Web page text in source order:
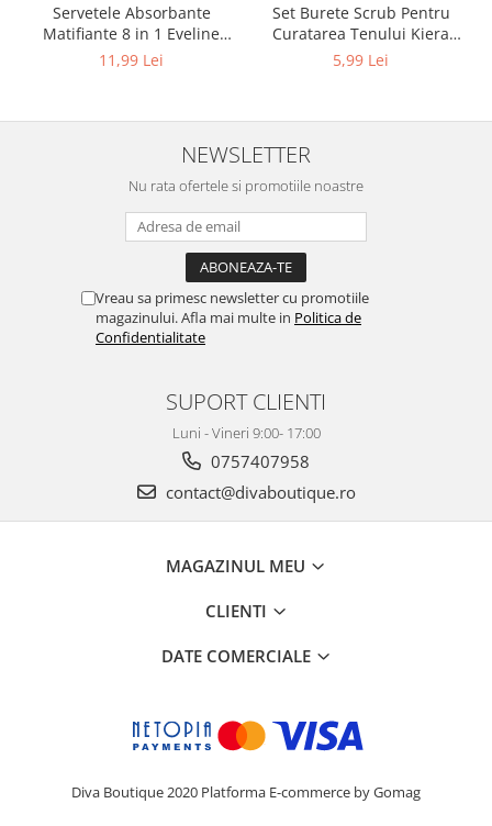
Servetele Absorbante
Matifiante 8 in 1 Eveline
Cosmetics
11,99 Lei
Set Burete Scrub Pentru
Curatarea Tenului Kiera
Beauty
5,99 Lei
NEWSLETTER
Nu rata ofertele si promotiile noastre
Vreau sa primesc newsletter cu promotiile
magazinului. Afla mai multe in Politica de
Confidentialitate
SUPORT CLIENTI
Luni - Vineri 9:00- 17:00
0757407958
contact@divaboutique.ro
MAGAZINUL MEU
CLIENTI
DATE COMERCIALE
Diva Boutique 2020 Platforma E-commerce by Gomag